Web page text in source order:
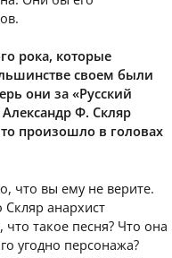
рока, которые
своем были
они за «Русский
Ф. Скляр
произошло в головах
что вы ему не верите.
Скляр анархист
такое песня? Что она
угодно персонажа?